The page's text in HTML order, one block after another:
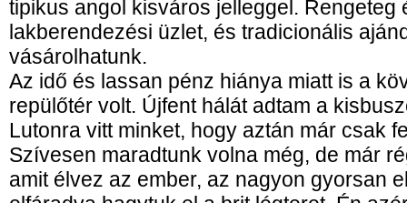
tipikus angol kisváros jelleggel. Rengeteg
lakberendezési üzlet, és tradicionális
vásárolhatunk.
Az idő és lassan pénz hiánya miatt is a
repülőtér volt. Újfent hálát adtam a
Lutonra vitt minket, hogy aztán már csak
Szívesen maradtunk volna még, de már
amit élvez az ember, az nagyon gyorsan